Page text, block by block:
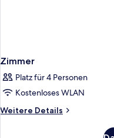
Zimmer
Platz für 4 Personen
Kostenloses WLAN
Weitere Details
Weitere